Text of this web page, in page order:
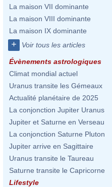
La maison VII dominante
La maison VIII dominante
La maison IX dominante
+ Voir tous les articles
Évènements astrologiques
Climat mondial actuel
Uranus transite les Gémeaux
Actualité planétaire de 2025
La conjonction Jupiter Uranus
Jupiter et Saturne en Verseau
La conjonction Saturne Pluton
Jupiter arrive en Sagittaire
Uranus transite le Taureau
Saturne transite le Capricorne
Lifestyle